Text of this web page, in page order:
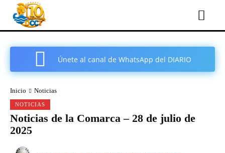
Únete al canal de WhatsApp del DIARIO
Inicio Noticias
NOTICIAS
Noticias de la Comarca – 28 de julio de
2025